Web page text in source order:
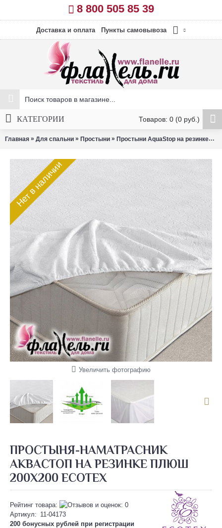
8 800 505 85 39
Доставка и оплата Пункты самовывоза
Товаров: 0 (0 руб.)
КАТЕГОРИИ
Главная » Для спальни » Простыни » Простыни AquaStop на резинке»
Нет в наличии
Увеличить фотографию
ПРОСТЫНЯ-НАМАТРАСНИК
АКВАСТОП НА РЕЗИНКЕ ПЛЮШ
200Х200 ECOTEX
Рейтинг товара:
Артикул: 11-04173
200 бонусных рублей при регистрации